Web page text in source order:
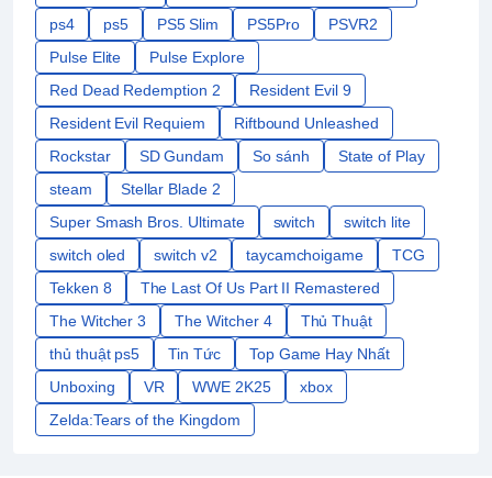
ps4
ps5 PS5 Slim PS5Pro
PSVR2
Pulse Elite
Pulse Explore
Red Dead Redemption 2
Resident Evil 9
Resident Evil Requiem
Riftbound Unleashed
Rockstar
SD Gundam So sánh
State of Play
steam
Stellar Blade 2
Super Smash Bros. Ultimate
switch
switch lite
switch oled
switch v2 taycamchoigame
TCG
Tekken 8
The Last Of Us Part II Remastered
The Witcher 3
The Witcher 4
Thủ Thuật
thủ thuật ps5
Tin Tức
Top Game Hay Nhất
Unboxing
VR WWE 2K25
xbox
Zelda:Tears of the Kingdom